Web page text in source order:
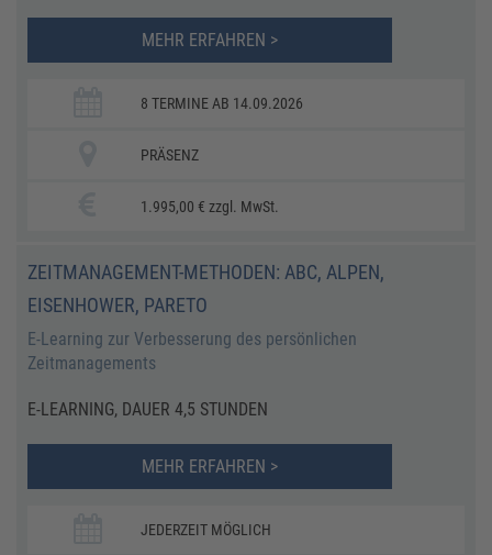
MEHR ERFAHREN >
8 TERMINE AB 14.09.2026
PRÄSENZ
1.995,00 € zzgl. MwSt.
ZEITMANAGEMENT-METHODEN: ABC, ALPEN,
EISENHOWER, PARETO
E-Learning zur Verbesserung des persönlichen
Zeitmanagements
E-LEARNING, DAUER 4,5 STUNDEN
MEHR ERFAHREN >
JEDERZEIT MÖGLICH